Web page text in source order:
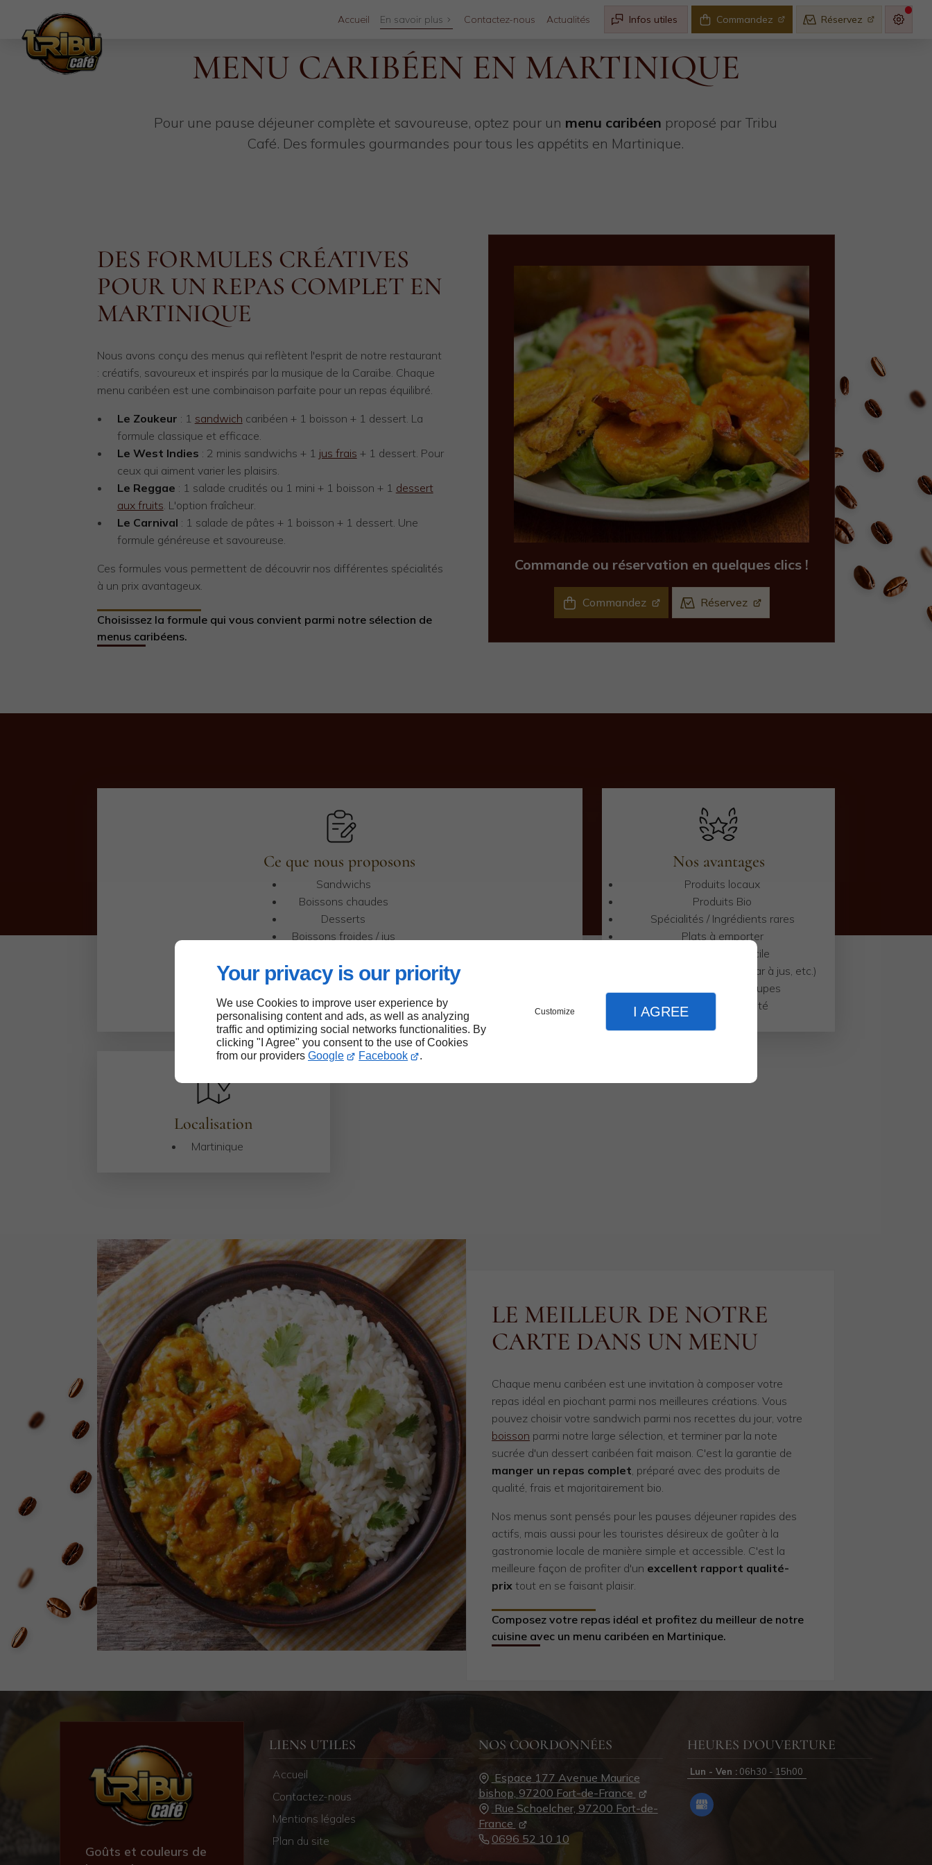
Your privacy is our priority
We use Cookies to improve user experience by
personalising content and ads, as well as analyzing
traffic and optimizing social networks functionalities. By
clicking "I Agree" you consent to the use of Cookies
from our providers Google Facebook .
Customize I AGREE
Accueil En savoir plus Contactez-nous Actualités Infos utiles Commandez Réservez
MENU CARIBÉEN EN MARTINIQUE
Pour une pause déjeuner complète et savoureuse, optez pour un menu caribéen proposé par Tribu
Café. Des formules gourmandes pour tous les appétits en Martinique.
DES FORMULES CRÉATIVES
POUR UN REPAS COMPLET EN
MARTINIQUE
Nous avons conçu des menus qui reflètent l'esprit de notre restaurant
: créatifs, savoureux et inspirés par la musique de la Caraïbe. Chaque
menu caribéen est une combinaison parfaite pour un repas équilibré.
Le Zoukeur : 1 sandwich caribéen + 1 boisson + 1 dessert. La
formule classique et efficace.
Le West Indies : 2 minis sandwichs + 1 jus frais + 1 dessert. Pour
ceux qui aiment varier les plaisirs.
Le Reggae : 1 salade crudités ou 1 mini + 1 boisson + 1 dessert
aux fruits . L'option fraîcheur.
Le Carnival : 1 salade de pâtes + 1 boisson + 1 dessert. Une
formule généreuse et savoureuse.
Ces formules vous permettent de découvrir nos différentes spécialités
à un prix avantageux.
Choisissez la formule qui vous convient parmi notre sélection de
menus caribéens.
Commande ou réservation en quelques clics !
Commandez Réservez
Ce que nous proposons
Sandwichs
Boissons chaudes
Desserts
Boissons froides / jus
Nos avantages
Produits locaux
Produits Bio
Spécialités / Ingrédients rares
Plats à emporter
Livraison à domicile
Extras (Espace détente, bar à jus, etc.)
Réservation de groupes
Produits de qualité
Localisation
Martinique
LE MEILLEUR DE NOTRE
CARTE DANS UN MENU
Chaque menu caribéen est une invitation à composer votre
repas idéal en piochant parmi nos meilleures créations. Vous
pouvez choisir votre sandwich parmi nos recettes du jour, votre
boisson parmi notre large sélection, et terminer par la note
sucrée d'un dessert caribéen fait maison. C'est la garantie de
manger un repas complet , préparé avec des produits de
qualité, frais et majoritairement bio.
Nos menus sont pensés pour les pauses déjeuner rapides des
actifs, mais aussi pour les touristes désireux de goûter à la
gastronomie locale de manière simple et accessible. C'est la
meilleure façon de profiter d'un excellent rapport qualité-
prix tout en se faisant plaisir.
Composez votre repas idéal et profitez du meilleur de notre
cuisine avec un menu caribéen en Martinique.
Goûts et couleurs de
LIENS UTILES
Accueil
Contactez-nous
Mentions légales
Plan du site
NOS COORDONNÉES
Espace 177 Avenue Maurice
bishop, 97200 Fort-de-France
Rue Schoelcher, 97200 Fort-de-
France
0696 52 10 10
HEURES D'OUVERTURE
Lun - Ven : 06h30 - 15h00